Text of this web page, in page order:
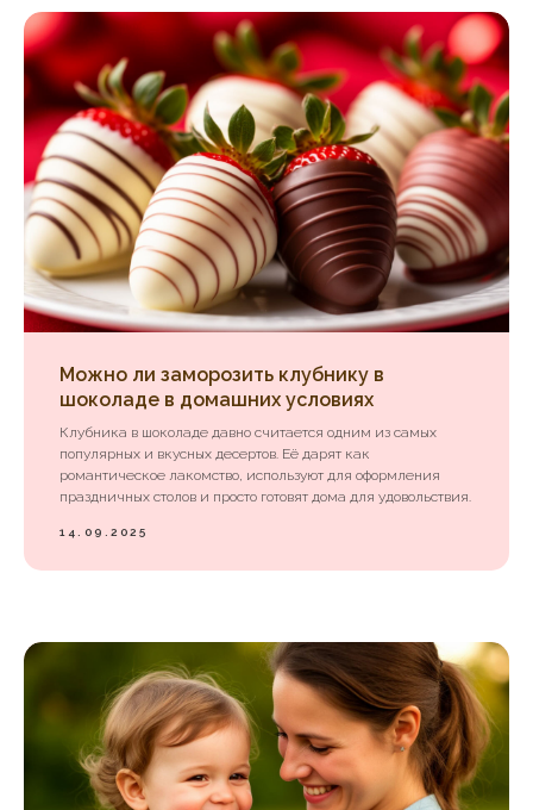
Можно ли заморозить клубнику в
шоколаде в домашних условиях
Клубника в шоколаде давно считается одним из самых
популярных и вкусных десертов. Её дарят как
романтическое лакомство, используют для оформления
праздничных столов и просто готовят дома для удовольствия.
14.09.2025